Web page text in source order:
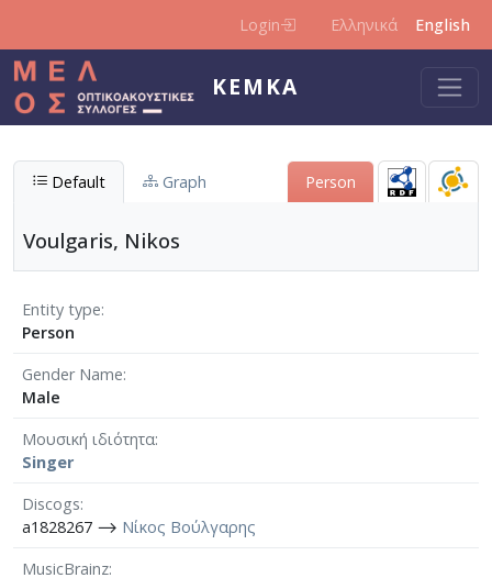
Login Ελληνικά English
KEMKA
Default Graph Person
Voulgaris, Nikos
Entity type
Person
Gender Name
Male
Μουσική ιδιότητα
Singer
Discogs
a1828267 ⟶ Νίκος Βούλγαρης
MusicBrainz